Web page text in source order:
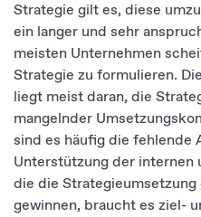
Strategie gilt es, diese
ein langer und sehr
meisten Unternehmen
Strategie zu formulieren.
liegt meist daran, die
mangelnder
sind es häufig die fehlende
Unterstützung der internen
die die Strategieumsetzung
gewinnen, braucht es ziel-